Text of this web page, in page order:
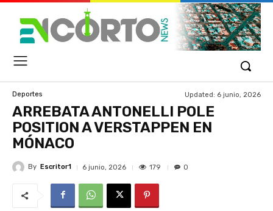
Deportes Updated: 6 junio, 2026
ARREBATA ANTONELLI POLE
POSITION A VERSTAPPEN EN
MÓNACO
By Escritor1 6 junio, 2026 179 0